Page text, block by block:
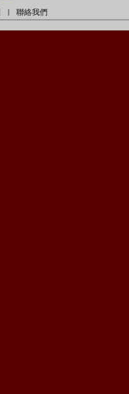
聯絡我們